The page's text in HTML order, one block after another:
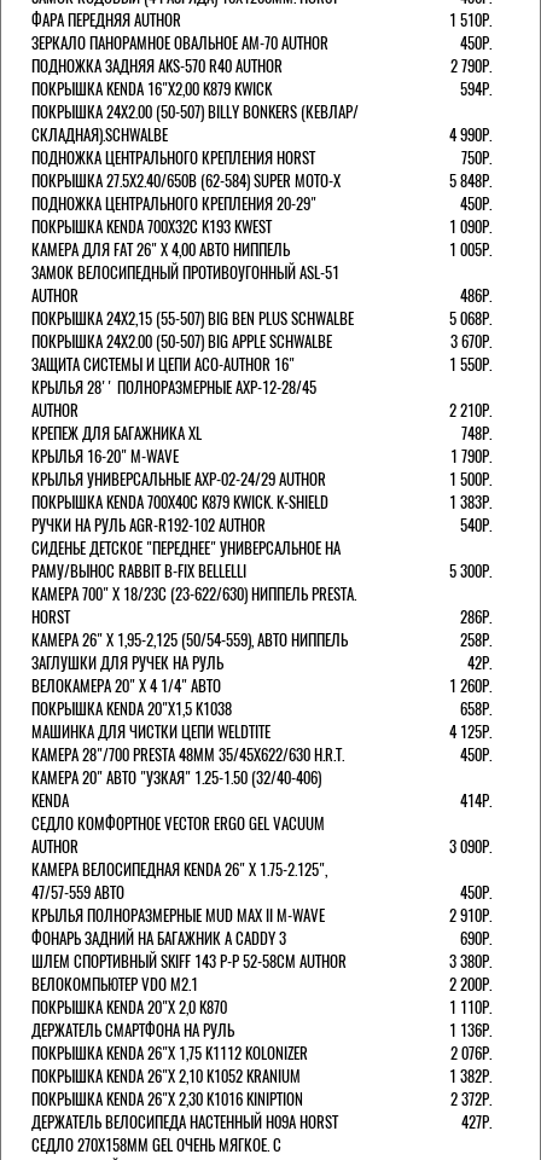
ФАРА ПЕРЕДНЯЯ AUTHOR
1 510Р.
ЗЕРКАЛО ПАНОРАМНОЕ ОВАЛЬНОЕ AM-70 AUTHOR
450Р.
ПОДНОЖКА ЗАДНЯЯ AKS-570 R40 AUTHOR
2 790Р.
ПОКРЫШКА KENDA 16"Х2,00 K879 KWICK
594Р.
ПОКРЫШКА 24X2.00 (50-507) BILLY BONKERS (КЕВЛАР/
СКЛАДНАЯ).SCHWALBE
4 990Р.
ПОДНОЖКА ЦЕНТРАЛЬНОГО КРЕПЛЕНИЯ HORST
750Р.
ПОКРЫШКА 27.5X2.40/650B (62-584) SUPER MOTO-X
5 848Р.
ПОДНОЖКА ЦЕНТРАЛЬНОГО КРЕПЛЕНИЯ 20-29"
450Р.
ПОКРЫШКА KENDA 700Х32С K193 KWEST
1 090Р.
КАМЕРА ДЛЯ FAT 26" X 4,00 АВТО НИППЕЛЬ
1 005Р.
ЗАМОК ВЕЛОСИПЕДНЫЙ ПРОТИВОУГОННЫЙ ASL-51
AUTHOR
486Р.
ПОКРЫШКА 24X2,15 (55-507) BIG BEN PLUS SCHWALBE
5 068Р.
ПОКРЫШКА 24X2.00 (50-507) BIG APPLE SCHWALBE
3 670Р.
ЗАЩИТА СИСТЕМЫ И ЦЕПИ ACO-AUTHOR 16"
1 550Р.
КРЫЛЬЯ 28'' ПОЛНОРАЗМЕРНЫЕ AXP-12-28/45
AUTHOR
2 210Р.
КРЕПЕЖ ДЛЯ БАГАЖНИКА XL
748Р.
КРЫЛЬЯ 16-20" M-WAVE
1 790Р.
КРЫЛЬЯ УНИВЕРСАЛЬНЫЕ AXP-02-24/29 AUTHOR
1 500Р.
ПОКРЫШКА KENDA 700Х40С K879 KWICK. K-SHIELD
1 383Р.
РУЧКИ НА РУЛЬ AGR-R192-102 AUTHOR
540Р.
СИДЕНЬЕ ДЕТСКОЕ "ПЕРЕДНЕЕ" УНИВЕРСАЛЬНОЕ НА
РАМУ/ВЫНОС RABBIT B-FIX BELLELLI
5 300Р.
КАМЕРА 700" Х 18/23C (23-622/630) НИППЕЛЬ PRESTA.
HORST
286Р.
КАМЕРА 26" X 1,95-2,125 (50/54-559), АВТО НИППЕЛЬ
258Р.
ЗАГЛУШКИ ДЛЯ РУЧЕК НА РУЛЬ
42Р.
ВЕЛОКАМЕРА 20" Х 4 1/4" АВТО
1 260Р.
ПОКРЫШКА KENDA 20"Х1,5 K1038
658Р.
МАШИНКА ДЛЯ ЧИСТКИ ЦЕПИ WELDTITE
4 125Р.
КАМЕРА 28"/700 PRESTA 48ММ 35/45Х622/630 H.R.T.
450Р.
КАМЕРА 20" АВТО "УЗКАЯ" 1.25-1.50 (32/40-406)
KENDA
414Р.
СЕДЛО КОМФОРТНОЕ VECTOR ERGO GEL VACUUM
AUTHOR
3 090Р.
КАМЕРА ВЕЛОСИПЕДНАЯ KENDA 26" Х 1.75-2.125",
47/57-559 АВТО
450Р.
КРЫЛЬЯ ПОЛНОРАЗМЕРНЫЕ MUD MAX II M-WAVE
2 910Р.
ФОНАРЬ ЗАДНИЙ НА БАГАЖНИК A CADDY 3
690Р.
ШЛЕМ СПОРТИВНЫЙ SKIFF 143 Р-Р 52-58СМ AUTHOR
3 380Р.
ВЕЛОКОМПЬЮТЕР VDO M2.1
2 200Р.
ПОКРЫШКА KENDA 20"Х 2,0 K870
1 110Р.
ДЕРЖАТЕЛЬ СМАРТФОНА НА РУЛЬ
1 136Р.
ПОКРЫШКА KENDA 26"Х 1,75 K1112 KOLONIZER
2 076Р.
ПОКРЫШКА KENDA 26"Х 2,10 K1052 KRANIUM
1 382Р.
ПОКРЫШКА KENDA 26"Х 2,30 K1016 KINIPTION
2 372Р.
ДЕРЖАТЕЛЬ ВЕЛОСИПЕДА НАСТЕННЫЙ H09A HORST
427Р.
СЕДЛО 270Х158ММ GEL ОЧЕНЬ МЯГКОЕ. С